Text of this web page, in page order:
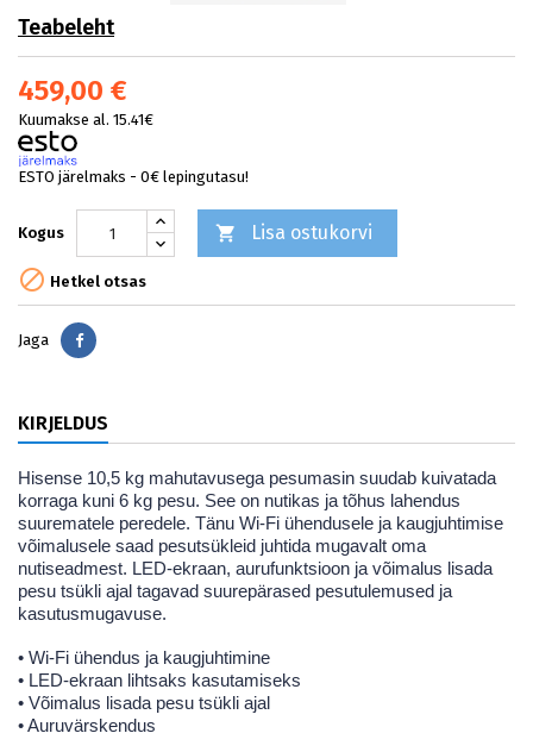
Teabeleht
459,00 €
Kuumakse al. 15.41€
ESTO järelmaks - 0€ lepingutasu!
Kogus  Lisa ostukorvi
 Hetkel otsas
Jaga Jaga
KIRJELDUS
Hisense 10,5 kg mahutavusega pesumasin suudab kuivatada
korraga kuni 6 kg pesu. See on nutikas ja tõhus lahendus
suurematele peredele. Tänu Wi-Fi ühendusele ja kaugjuhtimise
võimalusele saad pesutsükleid juhtida mugavalt oma
nutiseadmest. LED-ekraan, aurufunktsioon ja võimalus lisada
pesu tsükli ajal tagavad suurepärased pesutulemused ja
kasutusmugavuse.
• Wi-Fi ühendus ja kaugjuhtimine
• LED-ekraan lihtsaks kasutamiseks
• Võimalus lisada pesu tsükli ajal
• Auruvärskendus